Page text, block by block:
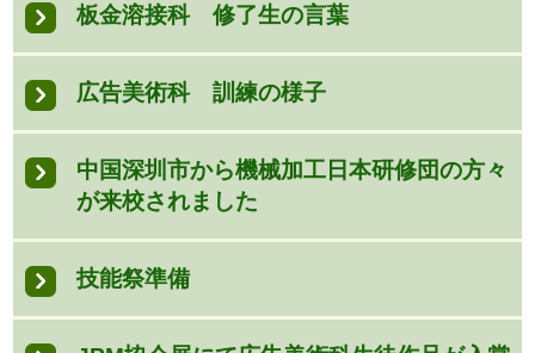
板金溶接科 修了生の言葉
広告美術科 訓練の様子
中国深圳市から機械加工日本研修団の方々
が来校されました
技能祭準備